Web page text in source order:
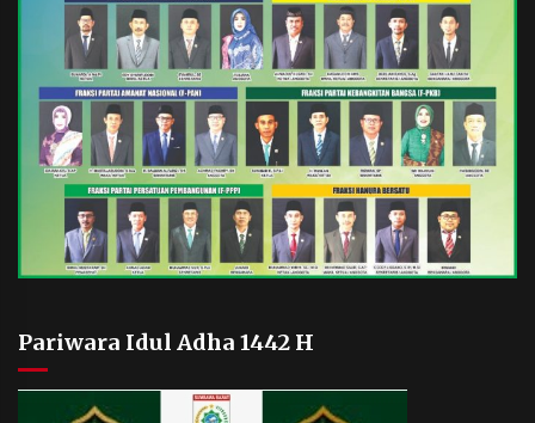
Pariwara Idul Adha 1442 H